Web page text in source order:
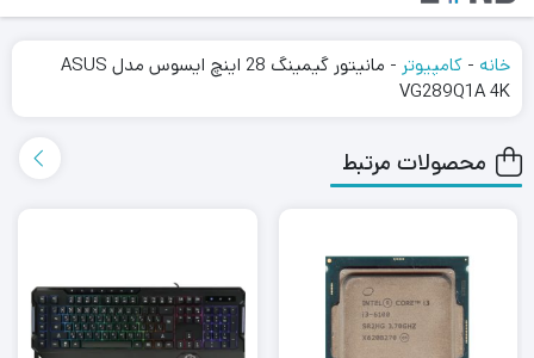
خانه - کامپیوتر -
مانیتور گیمینگ 28 اینچ ایسوس مدل ASUS
VG289Q1A 4K
محصولات مرتبط